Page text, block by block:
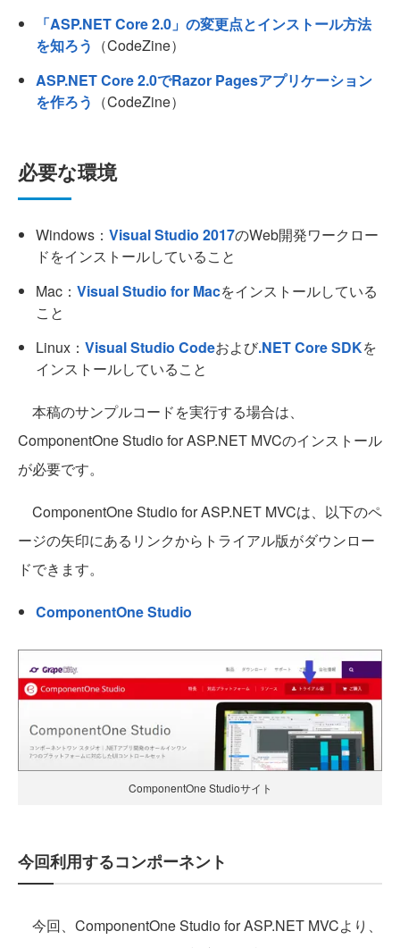
「ASP.NET Core 2.0」の変更点とインストール方法
を知ろう （CodeZine）
ASP.NET Core 2.0でRazor Pagesアプリケーション
を作ろう （CodeZine）
必要な環境
Windows： Visual Studio 2017のWeb開発ワークロー
ドをインストールしていること
Mac： Visual Studio for Macをインストールしている
こと
Linux： Visual Studio Codeおよび.NET Core SDKを
インストールしていること
本稿のサンプルコードを実行する場合は、
ComponentOne Studio for ASP.NET MVCのインストール
が必要です。
ComponentOne Studio for ASP.NET MVCは、以下のペ
ージの矢印にあるリンクからトライアル版がダウンロー
ドできます。
ComponentOne Studio
ComponentOne Studioサイト
今回利用するコンポーネント
今回、ComponentOne Studio for ASP.NET MVCより、